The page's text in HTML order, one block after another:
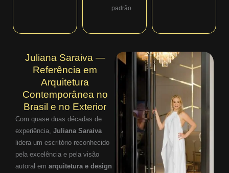
padrão
Juliana Saraiva —
Referência em
Arquitetura
Contemporânea no
Brasil e no Exterior
Com quase duas décadas de
experiência, Juliana Saraiva
lidera um escritório reconhecido
pela excelência e pela visão
autoral em arquitetura e design